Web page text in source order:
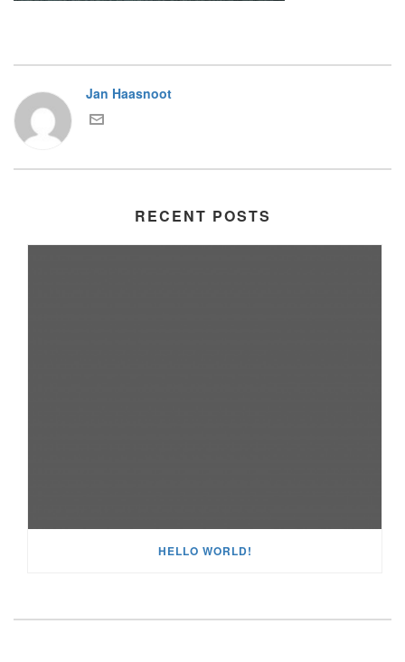
Jan Haasnoot
RECENT POSTS
HELLO WORLD!